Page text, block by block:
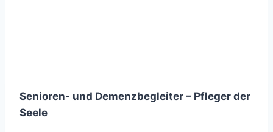
Senioren- und Demenzbegleiter – Pfleger der
Seele